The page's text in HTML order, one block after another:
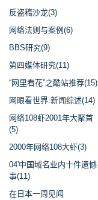
反盗稿沙龙(3)
网络法则与案例(6)
BBS研究(9)
第四媒体研究(11)
“网里看花”之酷站推荐(15)
网眼看世界:新闻综述(14)
网络108虾2001年大聚首
(5)
2000年网络108大虾(3)
04'中国域名业内十件遗憾
事(11)
在日本一周见闻